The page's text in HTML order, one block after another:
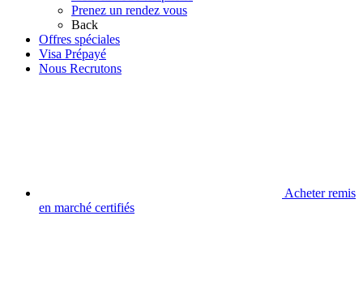
Prenez un rendez vous
Back
Offres spéciales
Visa Prépayé
Nous Recrutons
Acheter remis
en marché certifiés